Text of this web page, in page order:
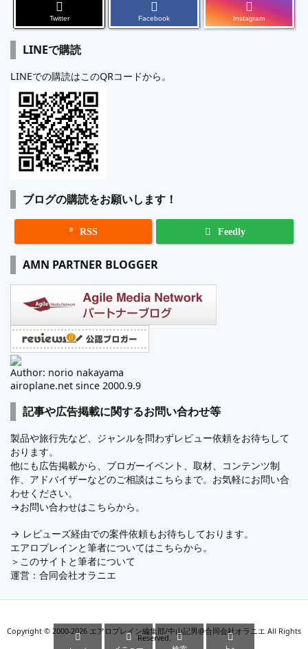
Twitter Facebook Instagram
LINEで購読
LINEでの購読はこのQRコードから。
ブログの購読をお願いします！
 RSS Feedly
AMN PARTNER BLOGGER
Author: norio nakayama
airoplane.net since 2000.9.9
記事や広告掲載に関するお問い合わせ等
製品や旅行先など、ジャンルを問わずレビュー依頼をお待ちして
おります。
他にも広告掲載から、ブロガーイベント、取材、コンテンツ制
作、アドバイザーなどのご相談はこちらまで。お気軽にお問い合
わせください。
→お問い合わせはこちらから。
→ レビューズ経由での案件依頼もお待ちしております。
エアロプレインと筆者についてはこちらから。
＞ このサイトと筆者について
運営： 合同会社オラニエ
Copyright © 2000-2026 エアロプレイン編集部/中山記男@合同会社オラニエ All Rights
Reserved.
   